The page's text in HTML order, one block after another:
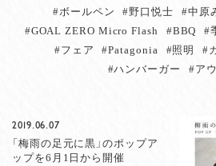
#ボールペン
#野口悦士 #中原
#GOAL ZERO Micro Flash #BBQ #
#フェア
#Patagonia #照明 #
#ハンバーガー
#ア
2019.06.07
「梅雨の足元に黒」のポップア
ップを6月1日から開催